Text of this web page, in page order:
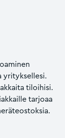
yrityksellesi.
tiloihisi.
tarjoaa